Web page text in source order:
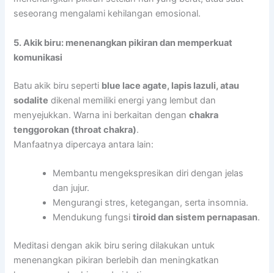
seseorang mengalami kehilangan emosional.
5. Akik biru: menenangkan pikiran dan memperkuat
komunikasi
Batu akik biru seperti blue lace agate, lapis lazuli, atau
sodalite dikenal memiliki energi yang lembut dan
menyejukkan. Warna ini berkaitan denganchakra
tenggorokan (throat chakra).
Manfaatnya dipercaya antara lain:
Membantu mengekspresikan diri dengan jelas
dan jujur.
Mengurangi stres, ketegangan, serta insomnia.
Mendukung fungsitiroid dan sistem pernapasan.
Meditasi dengan akik biru sering dilakukan untuk
menenangkan pikiran berlebih dan meningkatkan